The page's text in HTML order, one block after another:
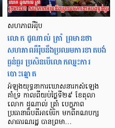
សហភាពអឺរ៉ុប
លោក ដូណាល់ ត្រាំ ព្រមានថា
សហភាពអឺរ៉ុបនឹងប្រឈមការខាតបង់
ធ្ងន់ធ្ងរ ប្រសិនបើលោកឈ្នះការ
បោះឆ្នោត
អំឡុងយុទ្ធនាការឃោសនារកសំឡេង
គាំទ្រ កាលពីយប់ថ្ងៃទី២៩ ខែតុលា
លោក ដូណាល់ ត្រាំ បេក្ខភាព
ប្រធានាធិបតីអាម៉េរិក មកពីគណបក្ស
សាធារណរដ្ឋ បានព្រមា…